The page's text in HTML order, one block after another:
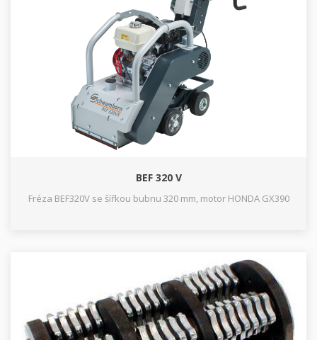
BEF 320 V
Fréza BEF320V se šířkou bubnu 320 mm, motor HONDA GX390